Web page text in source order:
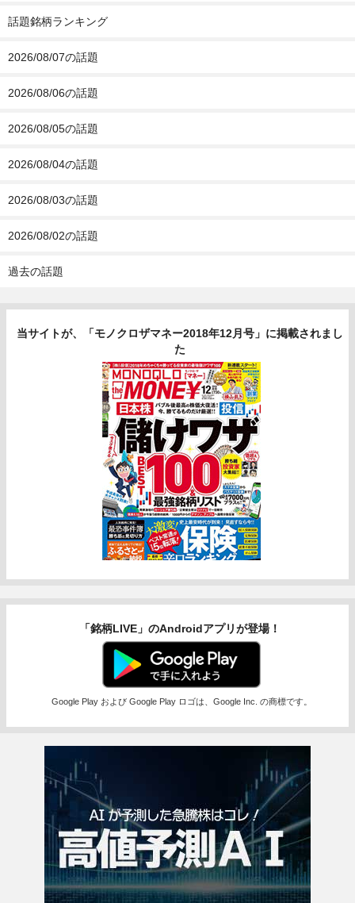
話題銘柄ランキング
2026/08/07の話題
2026/08/06の話題
2026/08/05の話題
2026/08/04の話題
2026/08/03の話題
2026/08/02の話題
過去の話題
当サイトが、「モノクロザマネー2018年12月号」に掲載されまし
た
「銘柄LIVE」のAndroidアプリが登場！
Google Play および Google Play ロゴは、Google Inc. の商標です。